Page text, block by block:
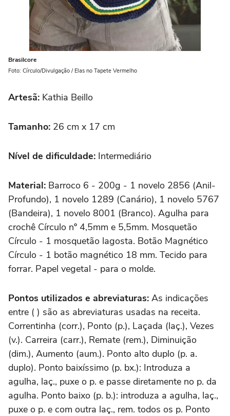
Brasilcore
Foto: Círculo/Divulgação / Elas no Tapete Vermelho
Artesã: Kathia Beillo
Tamanho: 26 cm x 17 cm
Nível de dificuldade: Intermediário
Material: Barroco 6 - 200g - 1 novelo 2856 (Anil-
Profundo), 1 novelo 1289 (Canário), 1 novelo 5767
(Bandeira), 1 novelo 8001 (Branco). Agulha para
crochê Círculo nº 4,5mm e 5,5mm. Mosquetão
Círculo - 1 mosquetão lagosta. Botão Magnético
Círculo - 1 botão magnético 18 mm. Tecido para
forrar. Papel vegetal - para o molde.
Pontos utilizados e abreviaturas: As indicações
entre ( ) são as abreviaturas usadas na receita.
Correntinha (corr.), Ponto (p.), Laçada (laç.), Vezes
(v.). Carreira (carr.), Remate (rem.), Diminuição
(dim.), Aumento (aum.). Ponto alto duplo (p. a.
duplo). Ponto baixíssimo (p. bx.): Introduza a
agulha, laç., puxe o p. e passe diretamente no p. da
agulha. Ponto baixo (p. b.): introduza a agulha, laç.,
puxe o p. e com outra laç., rem. todos os p. Ponto